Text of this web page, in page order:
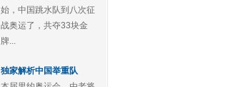
始，中国跳水队到八次征
战奥运了，共夺33块金
牌...
独家解析中国举重队